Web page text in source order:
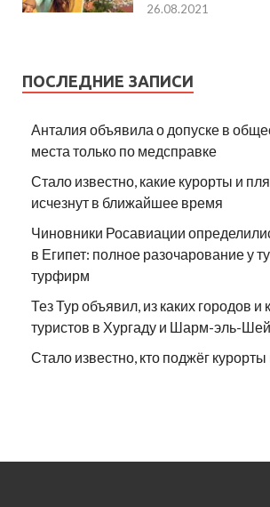
26.08.2021
ПОСЛЕДНИЕ ЗАПИСИ
Анталия объявила о допуске в
места только по медсправке
Стало известно, какие курорты и
исчезнут в ближайшее время
Чиновники Росавиации
в Египет: полное разочарование у
турфирм
Тез Тур объявил, из каких городов и
туристов в Хургаду и Шарм-эль-
Стало известно, кто поджёг